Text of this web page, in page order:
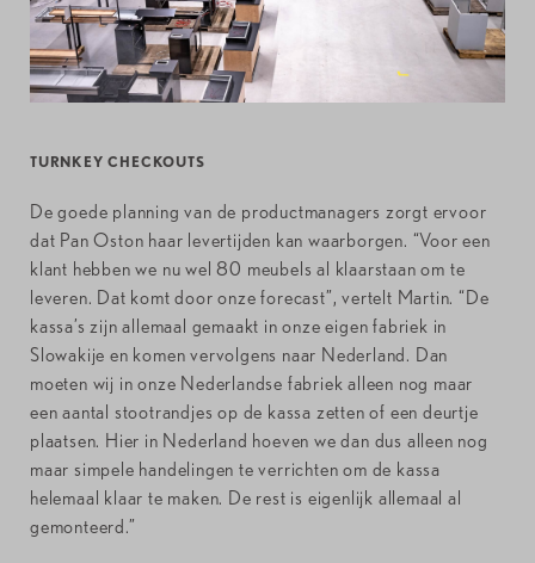
TURNKEY CHECKOUTS
De goede planning van de productmanagers zorgt ervoor
dat Pan Oston haar levertijden kan waarborgen. “Voor een
klant hebben we nu wel 80 meubels al klaarstaan om te
leveren. Dat komt door onze forecast”, vertelt Martin. “De
kassa’s zijn allemaal gemaakt in onze eigen fabriek in
Slowakije en komen vervolgens naar Nederland. Dan
moeten wij in onze Nederlandse fabriek alleen nog maar
een aantal stootrandjes op de kassa zetten of een deurtje
plaatsen. Hier in Nederland hoeven we dan dus alleen nog
maar simpele handelingen te verrichten om de kassa
helemaal klaar te maken. De rest is eigenlijk allemaal al
gemonteerd.”